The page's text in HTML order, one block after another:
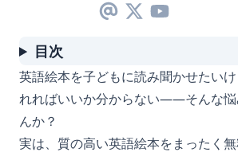
目次
英語絵本を子どもに読み聞かせたい
れればいいか分からない——そんな
んか？
実は、質の高い英語絵本をまったく